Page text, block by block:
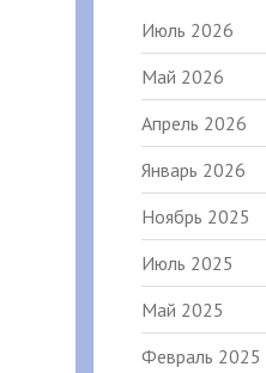
Июль 2026
Май 2026
Апрель 2026
Январь 2026
Ноябрь 2025
Июль 2025
Май 2025
Февраль 2025